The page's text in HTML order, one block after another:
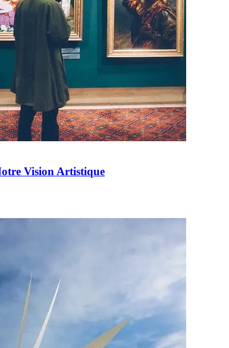
Vision Artistique